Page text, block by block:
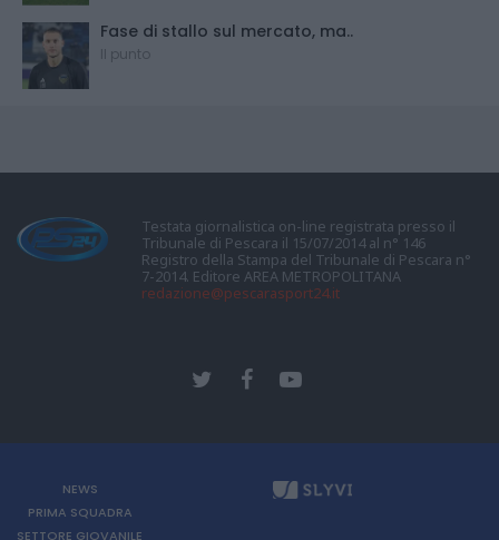
Fase di stallo sul mercato, ma..
Il punto
Testata giornalistica on-line registrata presso il
Tribunale di Pescara il 15/07/2014 al n° 146
Registro della Stampa del Tribunale di Pescara n°
7-2014. Editore AREA METROPOLITANA
redazione@pescarasport24.it
NEWS
PRIMA SQUADRA
SETTORE GIOVANILE